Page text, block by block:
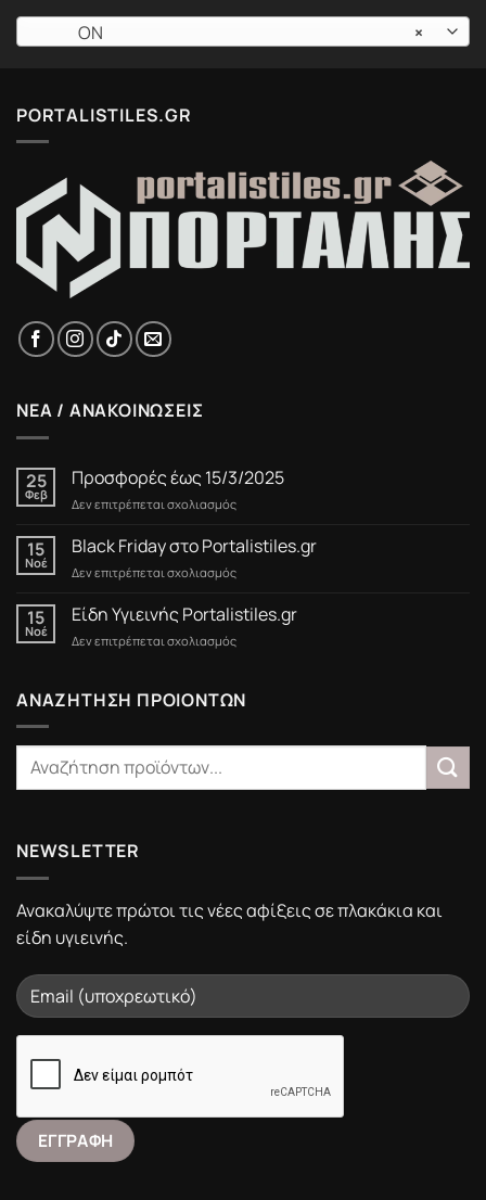
×
ON
PORTALISTILES.GR
ΝΕΑ / ΑΝΑΚΟΙΝΩΣΕΙΣ
25
Φεβ
Προσφορές έως 15/3/2025
Δεν επιτρέπεται σχολιασμόςστο
έως
15/3/2025
15
Νοέ
Black Friday στο Portalistiles.gr
Δεν επιτρέπεται σχολιασμόςστο
Friday
στο
Portalistiles.gr
15
Νοέ
Είδη Υγιεινής Portalistiles.gr
Δεν επιτρέπεται σχολιασμόςστο
Portalistiles.gr
ΑΝΑΖΗΤΗΣΗ ΠΡΟΙΟΝΤΩΝ
NEWSLETTER
Ανακαλύψτε πρώτοι τις νέες αφίξεις σε πλακάκια και
είδη υγιεινής.